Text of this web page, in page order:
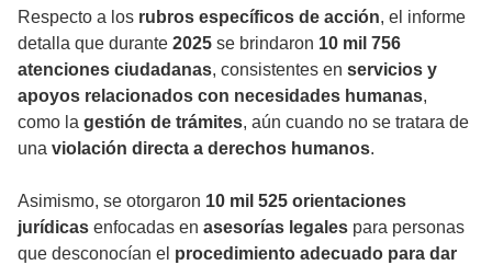
Respecto a los rubros específicos de acción, el informe
detalla que durante 2025 se brindaron 10 mil 756
atenciones ciudadanas, consistentes en servicios y
apoyos relacionados con necesidades humanas,
como la gestión de trámites, aún cuando no se tratara de
una violación directa a derechos humanos.
Asimismo, se otorgaron 10 mil 525 orientaciones
jurídicas enfocadas en asesorías legales para personas
que desconocían el procedimiento adecuado para dar